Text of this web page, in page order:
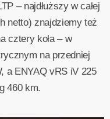
– najdłuższy w całej
netto) znajdziemy też
cztery koła – w
na przedniej
a ENYAQ vRS iV 225
460 km.